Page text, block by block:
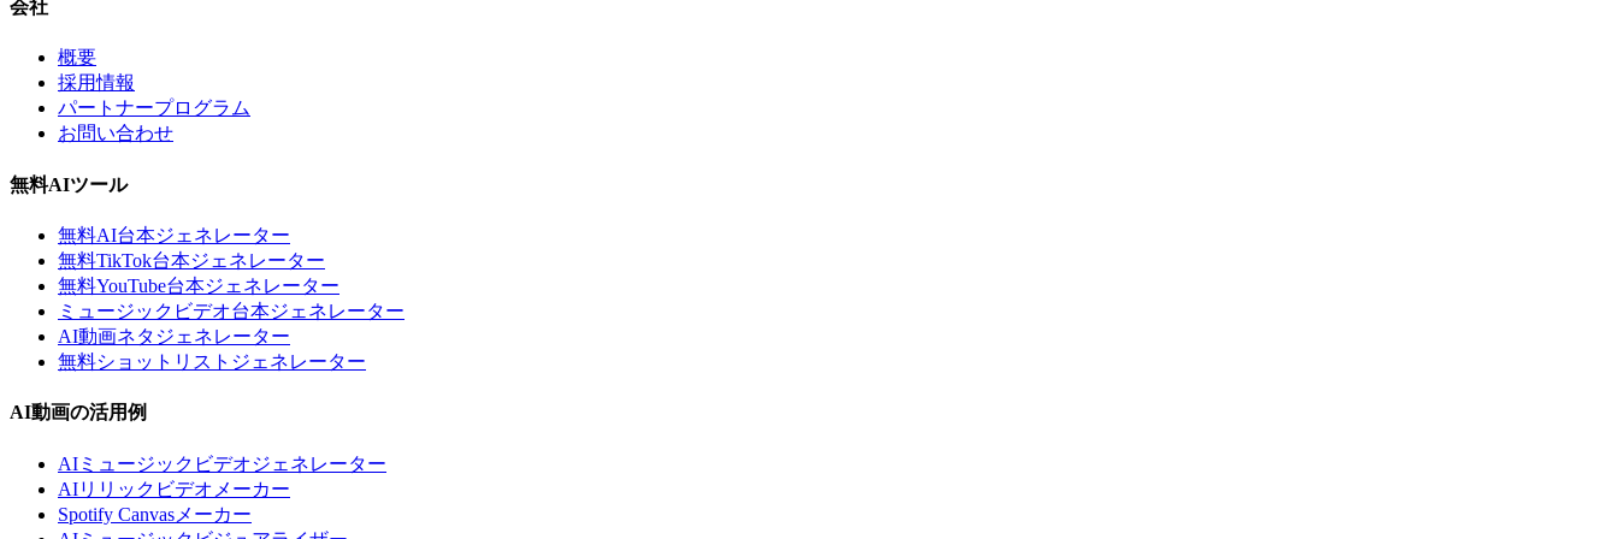
会社
概要
採用情報
パートナープログラム
お問い合わせ
無料AIツール
無料AI台本ジェネレーター
無料TikTok台本ジェネレーター
無料YouTube台本ジェネレーター
ミュージックビデオ台本ジェネレーター
AI動画ネタジェネレーター
無料ショットリストジェネレーター
AI動画の活用例
AIミュージックビデオジェネレーター
AIリリックビデオメーカー
Spotify Canvasメーカー